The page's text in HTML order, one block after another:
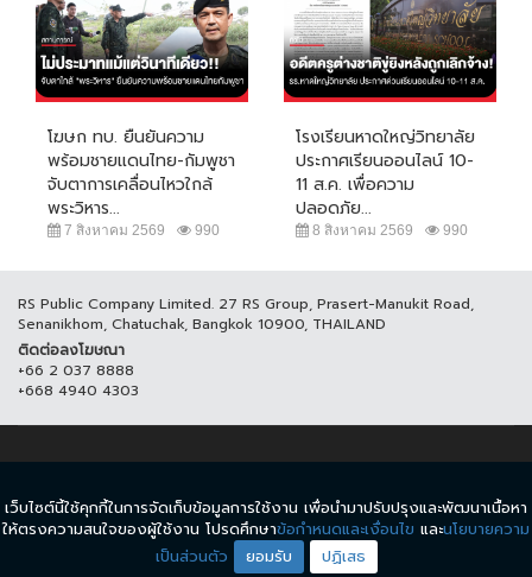
โฆษก ทบ. ยืนยันความ
พร้อมชายแดนไทย-กัมพูชา
จับตาการเคลื่อนไหวใกล้
พระวิหาร...
7 สิงหาคม 2569 990
โรงเรียนหาดใหญ่วิทยาลัย
ประกาศเรียนออนไลน์ 10-
11 ส.ค. เพื่อความ
ปลอดภัย...
8 สิงหาคม 2569 990
RS Public Company Limited. 27 RS Group, Prasert-Manukit Road,
Senanikhom, Chatuchak, Bangkok 10900, THAILAND
ติดต่อลงโฆษณา
+66 2 037 8888
+668 4940 4303
© COPYRIGHT 2017 THAICH8.COM, ALL RIGHT RESERVED.
ข้อกำหนดและเงื่อนไข นโยบายความเป็นส่วนตัว
เว็บไซต์นี้ใช้คุกกี้ในการจัดเก็บข้อมูลการใช้งาน เพื่อนำมาปรับปรุงและพัฒนาเนื้อหา
ให้ตรงความสนใจของผู้ใช้งาน โปรดศึกษาข้อกำหนดและเงื่อนไข และนโยบายความ
เป็นส่วนตัว
ยอมรับ ปฏิเสธ